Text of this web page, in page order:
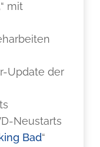
mit
Update der
Neustarts
Bad“